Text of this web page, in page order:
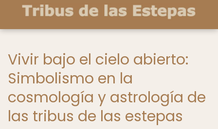
Vivir bajo el cielo abierto:
Simbolismo en la
cosmología y astrología de
las tribus de las estepas